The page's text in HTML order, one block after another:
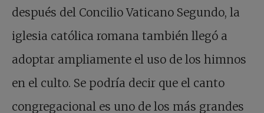
después del Concilio Vaticano Segundo, la
iglesia católica romana también llegó a
adoptar ampliamente el uso de los himnos
en el culto. Se podría decir que el canto
congregacional es uno de los más grandes